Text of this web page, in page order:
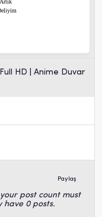
HD | Anime Duvar
Paylaş
post count must
have 0 posts.